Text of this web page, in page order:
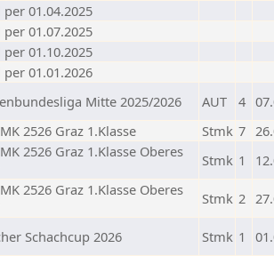
per 01.04.2025
per 01.07.2025
per 01.10.2025
per 01.01.2026
Mitte 2025/2026 AUT 4
2526 Graz 1.Klasse Stmk 7
2526 Graz 1.Klasse Oberes
Stmk 1
2526 Graz 1.Klasse Oberes
Stmk 2
Schachcup 2026 Stmk 1